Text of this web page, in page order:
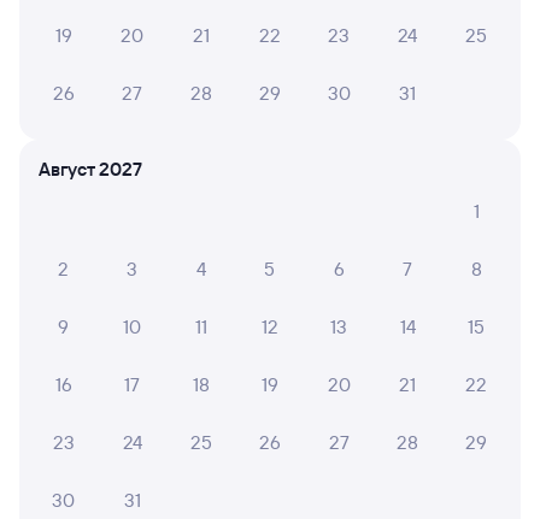
2 682 рубля.
Способы оплаты
Правила работы сервиса
Аренда авто в Сочи
19 20 21 22 23 24 25
26 27 28 29 30 31
Август 2027
1
2 3 4 5 6 7 8
9 10 11 12 13 14 15
16 17 18 19 20 21 22
23 24 25 26 27 28 29
30 31